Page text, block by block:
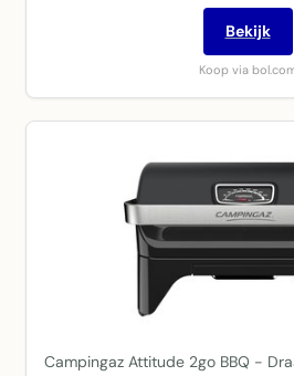
Bekijk
Koop via
Campingaz Attitude 2go BBQ -